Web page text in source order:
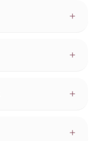
+
+
+
+